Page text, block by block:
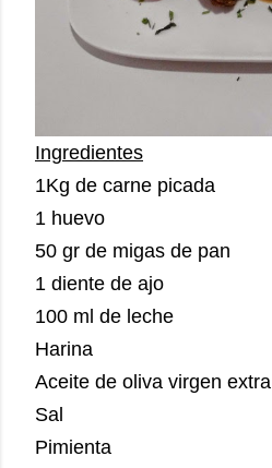
Ingredientes
1Kg de carne picada
1 huevo
50 gr de migas de pan
1 diente de ajo
100 ml de leche
Harina
Aceite de oliva virgen extra
Sal
Pimienta